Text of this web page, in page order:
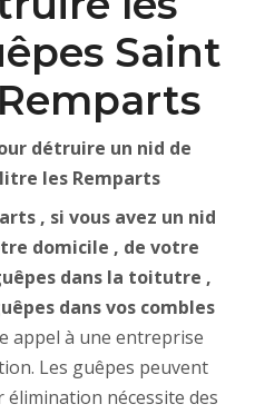
Saint
détruire un nid de
les Remparts
, si vous avez un nid
domicile , de votre
dans la toitutre ,
dans vos combles
appel à une entreprise
Les guêpes peuvent
nécessite des